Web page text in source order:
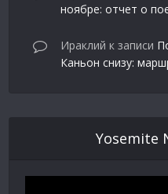
ноябре: отчет о
Ираклий к записи
Каньон снизу:
Yosemite